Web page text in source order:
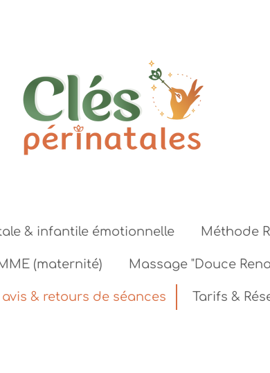
& infantile émotionnelle Méthode
(maternité) Massage "Douce
& retours de séances Tarifs &